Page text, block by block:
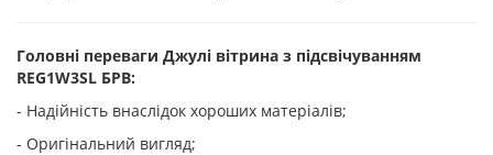
Головні переваги Джулі вітрина з підсвічуванням
REG1W3SL БРВ:
- Надійність внаслідок хороших матеріалів;
- Оригінальний вигляд;